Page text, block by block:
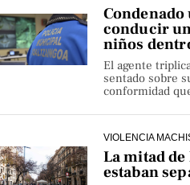
conducir
niños
El agente
sentado sobre
conformidad
VIOLENCIA
La mitad
estaban